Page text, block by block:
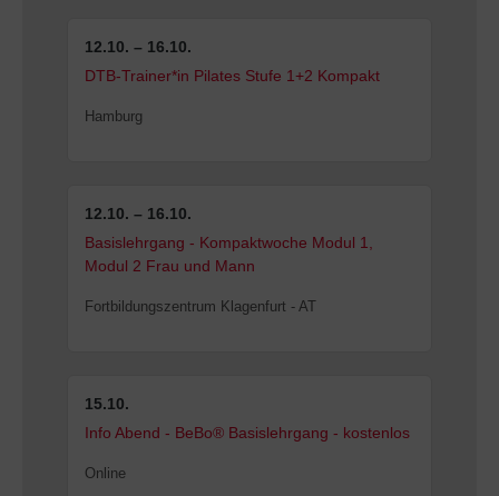
12.10. – 16.10.
DTB-Trainer*in Pilates Stufe 1+2 Kompakt
Hamburg
12.10. – 16.10.
Basislehrgang - Kompaktwoche Modul 1,
Modul 2 Frau und Mann
Fortbildungszentrum Klagenfurt - AT
15.10.
Info Abend - BeBo® Basislehrgang - kostenlos
Online